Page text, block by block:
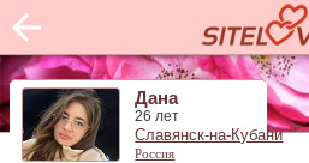
Дана
26 лет
Славянск-на-Кубани
Россия